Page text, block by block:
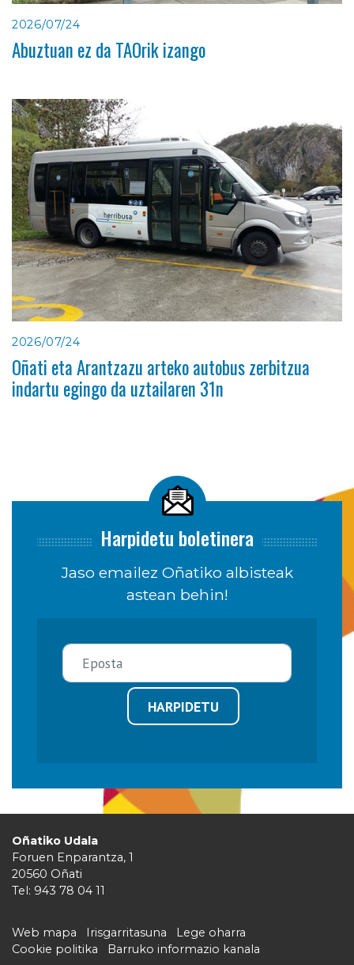
2026/07/24
Abuztuan ez da TAOrik izango
2026/07/24
Oñati eta Arantzazu arteko autobus zerbitzua
indartu egingo da uztailaren 31n
Harpidetu boletinera
Jaso emailez Oñatiko albisteak
astean behin!
HARPIDETU
Oñatiko Udala
Foruen Enparantza, 1
20560 Oñati
Tel: 943 78 04 11
Web mapa Irisgarritasuna
Lege oharra
Cookie politika
Barruko informazio kanala